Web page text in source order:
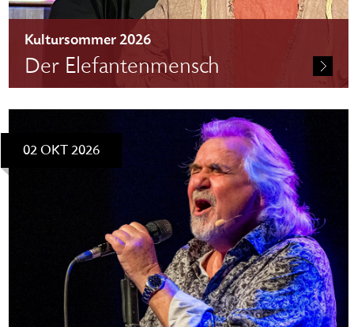
Kultursommer 2026
Der Elefantenmensch
Eintritt frei – freie Platzwahl im Theatersaal
Um Anmeldung wird gebeten unter: theaterkasse@bergischerloewe.de
02 OKT 2026